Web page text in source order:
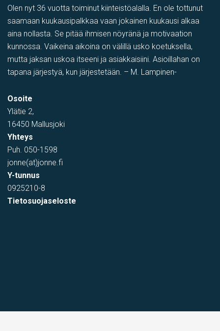
Olen nyt 36 vuotta toiminut kiinteistöalalla. En ole tottunut
saamaan kuukausipalkkaa vaan jokainen kuukausi alkaa
aina nollasta. Se pitää ihmisen nöyränä ja motivaation
kunnossa. Vaikeina aikoina on välillä usko koetuksella,
mutta jaksan uskoa itseeni ja asiakkaisiini. Asioillahan on
tapana järjestyä, kun järjestetään. – M. Lampinen-
Osoite
Ylätie 2,
16450 Mallusjoki
Yhteys
Puh. 050-1598
jonne(at)jonne.fi
Y-tunnus
0925210-8
Tietosuojaseloste